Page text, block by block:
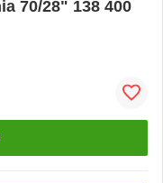
70/28" 138 400